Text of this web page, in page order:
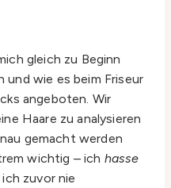
gleich zu Beginn
und wie es beim Friseur
angeboten. Wir
Haare zu analysieren
gemacht werden
wichtig – ich hasse
zuvor nie